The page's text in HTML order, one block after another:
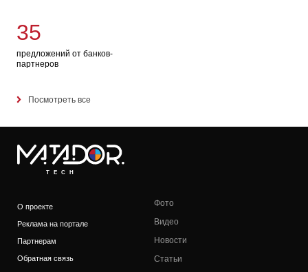
35
предложений от банков-
партнеров
Посмотреть все
TECH
О проекте
Реклама на портале
Партнерам
Обратная связь
Фото
Видео
Новости
Статьи